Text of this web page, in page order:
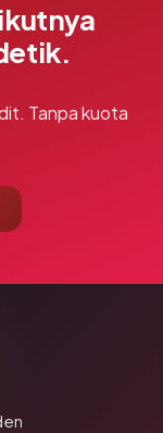
Tanpa kuota